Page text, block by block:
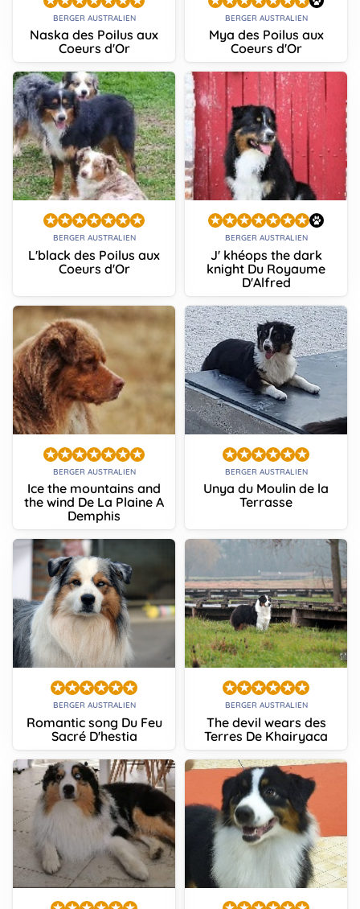
BERGER AUSTRALIEN
Naska des Poilus aux
Coeurs d'Or
BERGER AUSTRALIEN
Mya des Poilus aux
Coeurs d'Or
BERGER AUSTRALIEN
L'black des Poilus aux
Coeurs d'Or
BERGER AUSTRALIEN
J' khéops the dark
knight Du Royaume
D'Alfred
BERGER AUSTRALIEN
Ice the mountains and
the wind De La Plaine A
Demphis
BERGER AUSTRALIEN
Unya du Moulin de la
Terrasse
BERGER AUSTRALIEN
Romantic song Du Feu
Sacré D'hestia
BERGER AUSTRALIEN
The devil wears des
Terres De Khairyaca